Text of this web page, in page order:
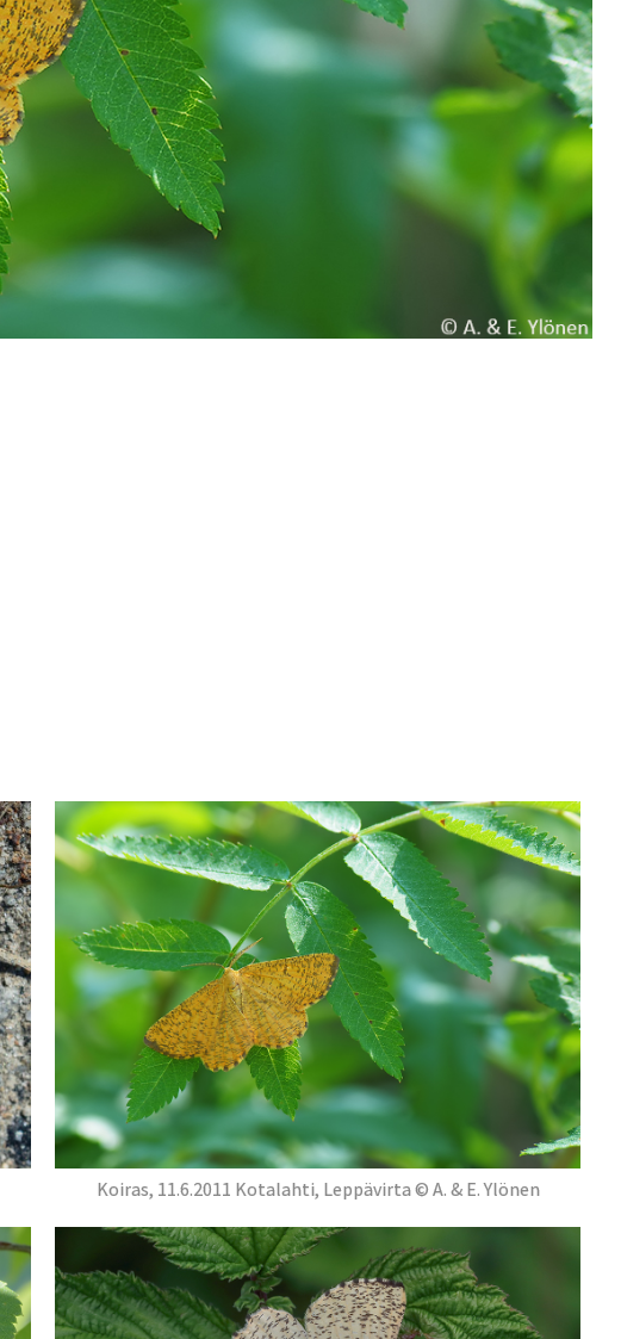
Koiras, 11.6.2011 Kotalahti, Leppävirta © A. & E. Ylönen